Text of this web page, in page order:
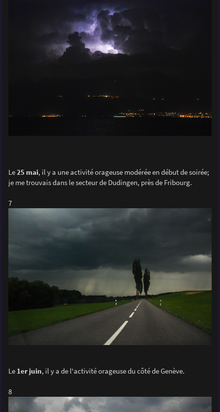
Le25 mai, il y a une activité orageuse modérée en début de soirée;
je me trouvais dans le secteur de Dudingen, près de Fribourg.
7
Le1er juin, il y a de l'activité orageuse du côté de Genève.
8